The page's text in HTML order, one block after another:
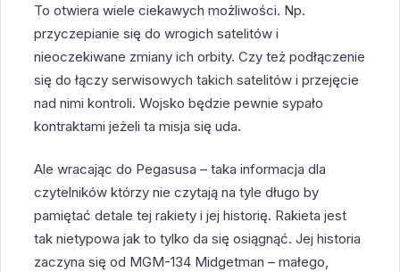
To otwiera wiele ciekawych możliwości. Np.
przyczepianie się do wrogich satelitów i
nieoczekiwane zmiany ich orbity. Czy też podłączenie
się do łączy serwisowych takich satelitów i przejęcie
nad nimi kontroli. Wojsko będzie pewnie sypało
kontraktami jeżeli ta misja się uda.
Ale wracając do Pegasusa – taka informacja dla
czytelników którzy nie czytają na tyle długo by
pamiętać detale tej rakiety i jej historię. Rakieta jest
tak nietypowa jak to tylko da się osiągnąć. Jej historia
zaczyna się od MGM-134 Midgetman – małego,